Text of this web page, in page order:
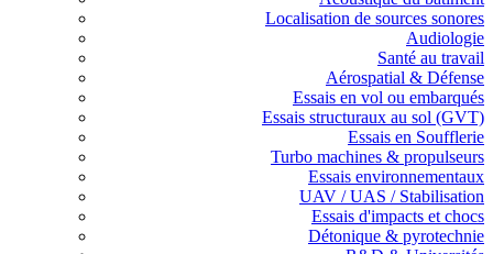
Localisation de sources sonores
Audiologie
Santé au travail
Aérospatial & Défense
Essais en vol ou embarqués
Essais structuraux au sol (GVT)
Essais en Soufflerie
Turbo machines & propulseurs
Essais environnementaux
UAV / UAS / Stabilisation
Essais d'impacts et chocs
Détonique & pyrotechnie